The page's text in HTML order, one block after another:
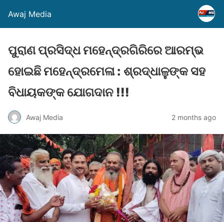
Awaj Media
ପୁରାଣ ପ୍ରସିଦ୍ଧ ମହେନ୍ଦ୍ରଗିରିରେ ଆରମ୍ଭ
ହୋଇଛି ମହେନ୍ଦ୍ରମେଳା : ଶ୍ରଦ୍ଧାଳୁଙ୍କ ସହ
ବିଧାୟକଙ୍କ ଯୋଗଦାନ !!!
Awaj Media 2 months ago